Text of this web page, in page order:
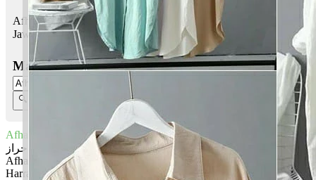
Afham Harraz bermaksud Yang pandai, faham; Yang amat warak
Jawi:أفهم حراز
Masukkan Nama:
Afham Harraz
أفهم حراز
Afham: Yang pandai, faham
Harraz: Yang amat warak